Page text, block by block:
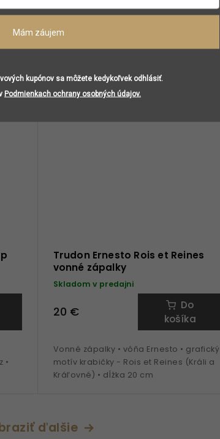
tovar
•
Trudon Ernesto Rois et Reines
vonné zápalky
Skladom v predajni
20 €
Do
košíka
Vonné zápalky • vôňa Ernesto • grafický
motív krabičky - Rois et Reines (Králi a
Kráľovné) • dĺžka 20 cm
ďalšie
Mám záujem
kupónov sa môžete kedykoľvek odhlásiť.
Podmienkach ochrany osobných údajov.